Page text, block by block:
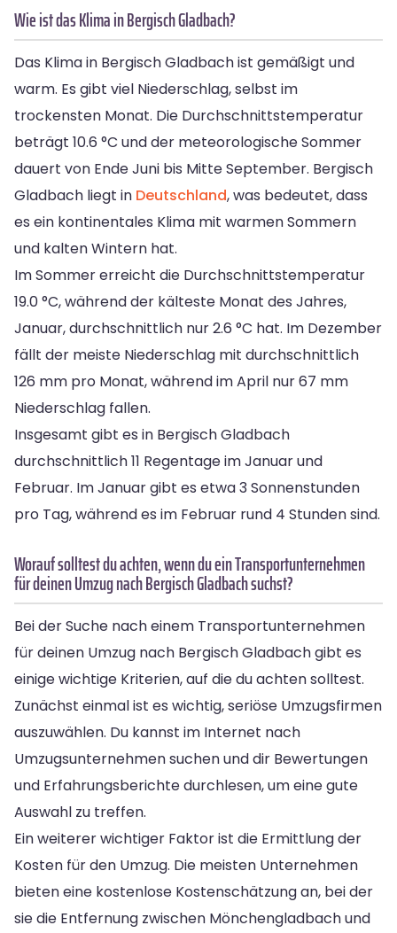
Wie ist das Klima in Bergisch Gladbach?
Das Klima in Bergisch Gladbach ist gemäßigt und
warm. Es gibt viel Niederschlag, selbst im
trockensten Monat. Die Durchschnittstemperatur
beträgt 10.6 °C und der meteorologische Sommer
dauert von Ende Juni bis Mitte September. Bergisch
Gladbach liegt in Deutschland, was bedeutet, dass
es ein kontinentales Klima mit warmen Sommern
und kalten Wintern hat.
Im Sommer erreicht die Durchschnittstemperatur
19.0 °C, während der kälteste Monat des Jahres,
Januar, durchschnittlich nur 2.6 °C hat. Im Dezember
fällt der meiste Niederschlag mit durchschnittlich
126 mm pro Monat, während im April nur 67 mm
Niederschlag fallen.
Insgesamt gibt es in Bergisch Gladbach
durchschnittlich 11 Regentage im Januar und
Februar. Im Januar gibt es etwa 3 Sonnenstunden
pro Tag, während es im Februar rund 4 Stunden sind.
Worauf solltest du achten, wenn du ein Transportunternehmen
für deinen Umzug nach Bergisch Gladbach suchst?
Bei der Suche nach einem Transportunternehmen
für deinen Umzug nach Bergisch Gladbach gibt es
einige wichtige Kriterien, auf die du achten solltest.
Zunächst einmal ist es wichtig, seriöse Umzugsfirmen
auszuwählen. Du kannst im Internet nach
Umzugsunternehmen suchen und dir Bewertungen
und Erfahrungsberichte durchlesen, um eine gute
Auswahl zu treffen.
Ein weiterer wichtiger Faktor ist die Ermittlung der
Kosten für den Umzug. Die meisten Unternehmen
bieten eine kostenlose Kostenschätzung an, bei der
sie die Entfernung zwischen Mönchengladbach und